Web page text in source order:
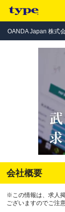
OANDA Japan 株式
会社概要
※この情報は、求人
ございますのでご注